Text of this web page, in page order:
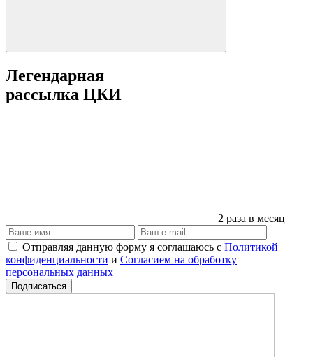
Легендарная
рассылка ЦКИ
2 раза в месяц
Отправляя данную форму я соглашаюсь с Политикой
конфиденциальности и Согласием на обработку
персональных данных
Подписаться